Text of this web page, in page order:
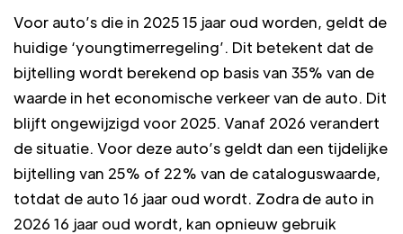
Voor auto’s die in 2025 15 jaar oud worden, geldt de
huidige ‘youngtimerregeling’. Dit betekent dat de
bijtelling wordt berekend op basis van 35% van de
waarde in het economische verkeer van de auto. Dit
blijft ongewijzigd voor 2025. Vanaf 2026 verandert
de situatie. Voor deze auto’s geldt dan een tijdelijke
bijtelling van 25% of 22% van de cataloguswaarde,
totdat de auto 16 jaar oud wordt. Zodra de auto in
2026 16 jaar oud wordt, kan opnieuw gebruik